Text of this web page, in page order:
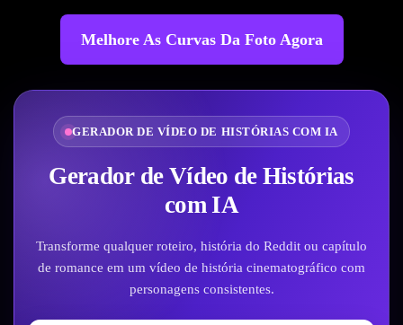
Melhore As Curvas Da Foto Agora
GERADOR DE VÍDEO DE HISTÓRIAS COM IA
Gerador de Vídeo de Histórias
com IA
Transforme qualquer roteiro, história do Reddit ou capítulo
de romance em um vídeo de história cinematográfico com
personagens consistentes.